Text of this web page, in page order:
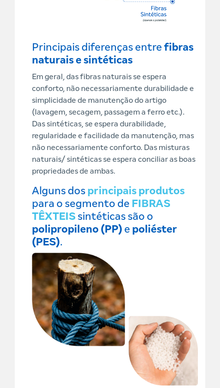
Principais diferenças entre fibras
naturais e sintéticas
Em geral, das fibras naturais se espera
conforto, não necessariamente durabilidade e
simplicidade de manutenção do artigo
(lavagem, secagem, passagem a ferro etc.).
Das sintéticas, se espera durabilidade,
regularidade e facilidade da manutenção, mas
não necessariamente conforto. Das misturas
naturais/ sintéticas se espera conciliar as boas
propriedades de ambas.
Alguns dos principais produtos
para o segmento de FIBRAS
TÊXTEIS sintéticas são o
polipropileno (PP) e poliéster
(PES).